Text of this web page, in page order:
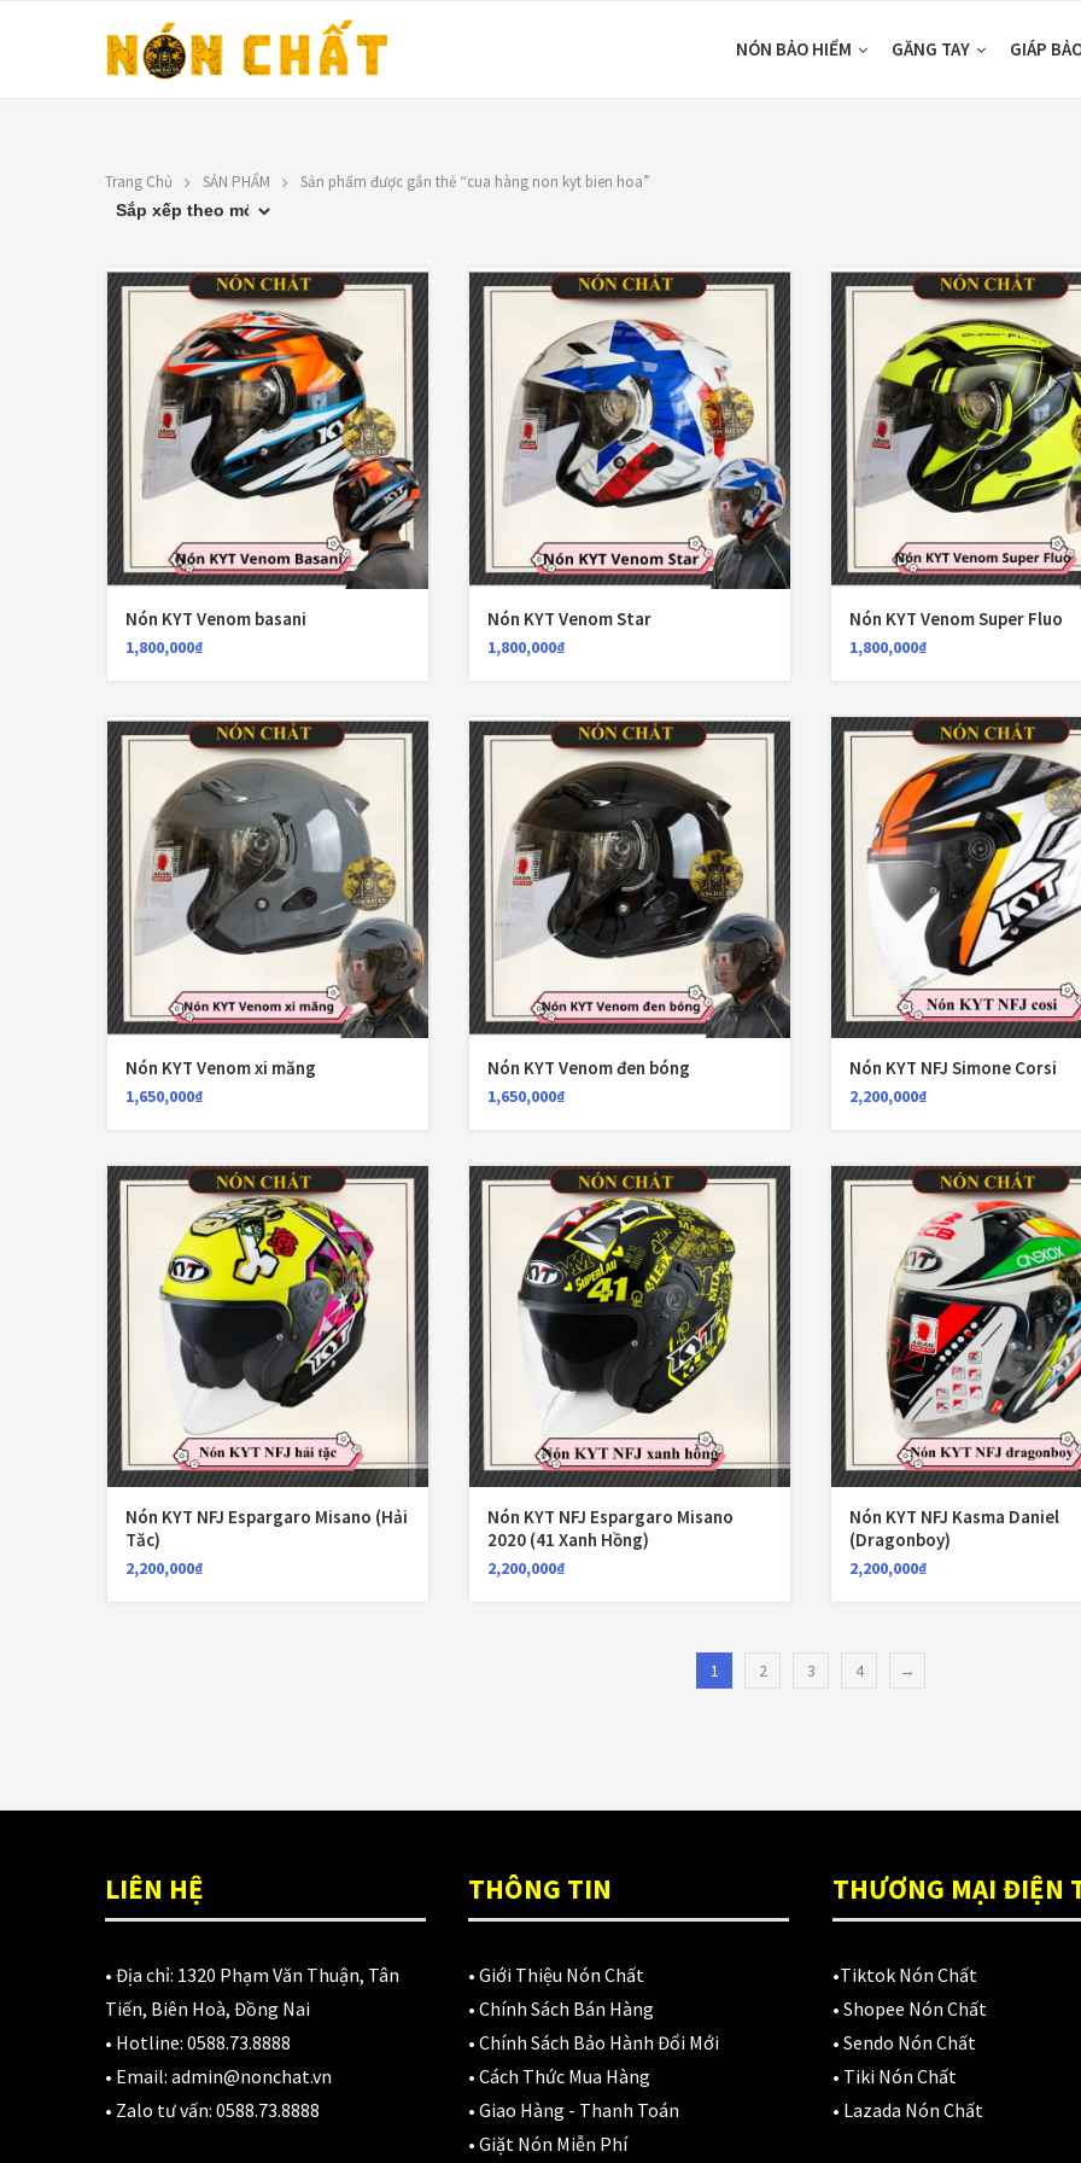
NÓN BẢO HIỂM GĂNG TAY GIÁP
LIÊN HỆ
Địa chỉ: 1330 Phạm Văn Thuận,
Tân Tiến, Biên Hòa, ĐN.
SĐT: 0588.73.8888
Email: nonchatbh@gmail.com
Giá: 120,000₫—2,800,000₫
Đen (1)
Trong (1)
Trang Chủ SẢN PHẨM Sản phẩm được gắn thẻ “cua hàng non kyt bien hoa”
Nón KYT Venom basani
1,800,000₫
Nón KYT Venom Star
1,800,000₫
Nón KYT Venom Super Fluo
1,800,000₫
Nón KYT Venom xi măng
1,650,000₫
Nón KYT Venom đen bóng
1,650,000₫
Nón KYT NFJ Simone Corsi
2,200,000₫
Nón KYT NFJ Espargaro Misano (Hải
Tăc)
2,200,000₫
Nón KYT NFJ Espargaro Misano
2020 (41 Xanh Hồng)
2,200,000₫
Nón KYT NFJ Kasma Daniel
(Dragonboy)
2,200,000₫
1 2 3 4 →
LIÊN HỆ
• Địa chỉ: 1320 Phạm Văn Thuận, Tân
Tiến, Biên Hoà, Đồng Nai
• Hotline: 0588.73.8888
• Email: admin@nonchat.vn
• Zalo tư vấn: 0588.73.8888
THÔNG TIN
• Giới Thiệu Nón Chất
• Chính Sách Bán Hàng
• Chính Sách Bảo Hành Đổi Mới
• Cách Thức Mua Hàng
• Giao Hàng - Thanh Toán
• Giặt Nón Miễn Phí
THƯƠNG MẠI ĐIỆN
•Tiktok Nón Chất
• Shopee Nón Chất
• Sendo Nón Chất
• Tiki Nón Chất
• Lazada Nón Chất